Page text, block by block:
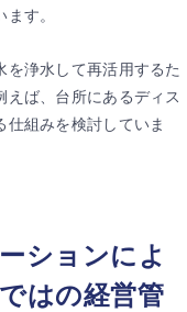
す。
浄水して再活用するた
ば、台所にあるディス
組みを検討していま
ションによ
はの経営管